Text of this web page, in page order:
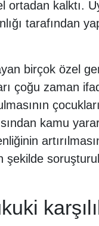
ortadan kalktı.
tarafından
birçok özel
çoğu zaman
kamu
şekilde